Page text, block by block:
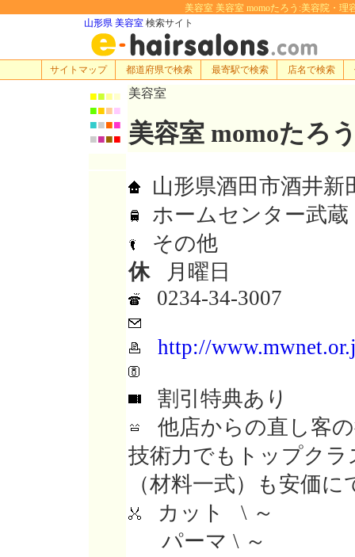
美容室 美容室 momoたろう:美容院・理
山形県 美容室 検索サイト
サイトマップ 都道府県で検索 最寄駅で検索 店名で検索
■■■■
■■■■
■■■■
■■■■
美容室
美容室 momoたろ
山形県酒田市酒井新
ホームセンター武蔵
その他
休月曜日
0234-34-3007
http://
割引特典あり
他店からの直し客
技術力でもトップク
（材料一式）も安価
カット \ ～
パーマ \ ～